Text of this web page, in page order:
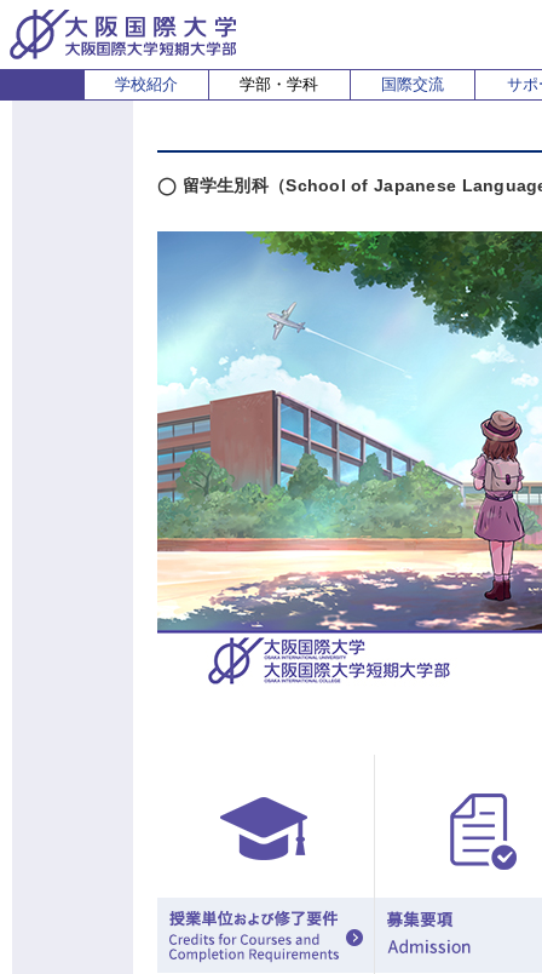
学校紹介 学部・学科
心理コミュニケーション学科
スポーツ行動学科
国際交流 サポ
◯ 留学生別科（School of Japanese